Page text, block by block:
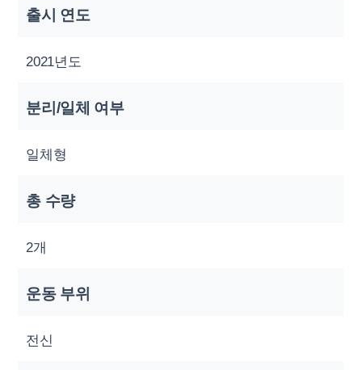
출시 연도
2021년도
분리/일체 여부
일체형
총 수량
2개
운동 부위
전신